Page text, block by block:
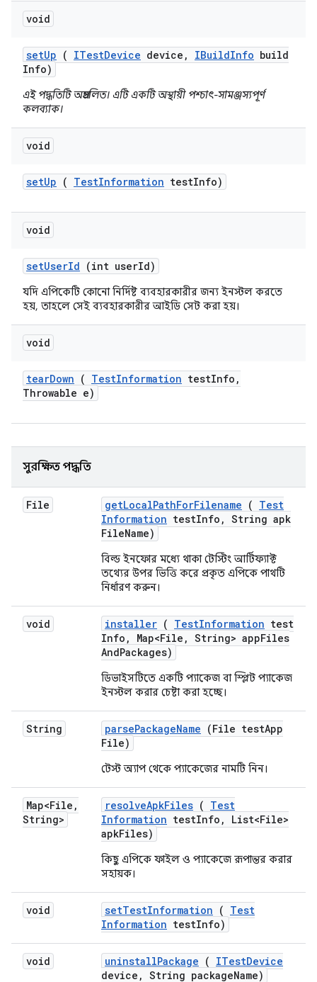
void
setUp ( ITestDevice device , IBuildInfo build
Info)
এই পদ্ধতিটি অপ্রচলিত। এটি একটি অস্থায়ী পশ্চাৎ-সামঞ্জস্যপূর্ণ
কলব্যাক।
void
setUp ( TestInformation testInfo)
void
setUserId (int userId)
যদি এপিকেটি কোনো নির্দিষ্ট ব্যবহারকারীর জন্য ইনস্টল করতে
হয়, তাহলে সেই ব্যবহারকারীর আইডি সেট করা হয়।
void
tearDown ( TestInformation testInfo ,
Throwable e)
সুরক্ষিত পদ্ধতি
File getLocalPathForFilename ( Test
Information testInfo , String apk
FileName)
বিল্ড ইনফোর মধ্যে থাকা টেস্টিং আর্টিফ্যাক্ট
তথ্যের উপর ভিত্তি করে প্রকৃত এপিকে পাথটি
নির্ধারণ করুন।
void installer ( TestInformation test
Info , Map<File , String> appFiles
AndPackages)
ডিভাইসটিতে একটি প্যাকেজ বা স্প্লিট প্যাকেজ
ইনস্টল করার চেষ্টা করা হচ্ছে।
String parsePackageName (File testApp
File)
টেস্ট অ্যাপ থেকে প্যাকেজের নামটি নিন।
Map<File ,
String>
resolveApkFiles ( Test
Information testInfo ,
List<File>
apkFiles)
কিছু এপিকে ফাইল ও প্যাকেজে রূপান্তর করার
সহায়ক।
void setTestInformation ( Test
Information testInfo)
void uninstallPackage ( ITestDevice
device , String packageName)